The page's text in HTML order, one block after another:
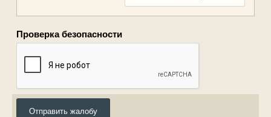
Проверка безопасности
Отправить жалобу